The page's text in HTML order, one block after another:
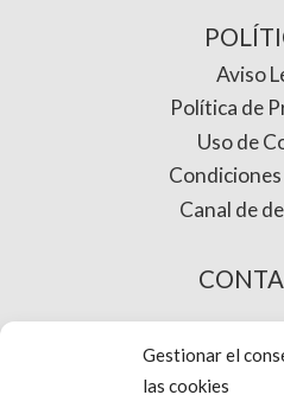
Gestionar el
las cookies
Aviso
Política de
Uso de
Canal de
COMPRA